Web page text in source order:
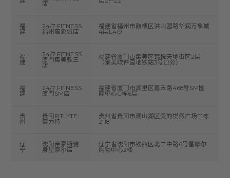
店
福
建
24/7 FITNESS
福州萬象城店
福建省福州市鼓楼区洪山园路华润万象城
4层L419
福
建
24/7 FITNESS
廈門集美軟三
店
福建省厦门市集美区锦悦天地街区2层
（集美软件园地铁站3号口旁）
福
建
24/7 FITNESS
廈門SM店
福建省厦门市湖里区嘉禾路468号SM国
际中心C栋6层
贵
州
贵阳FITLYTE·
健力特
贵州省贵阳市观山湖区美的悦然广场T1栋
2-18
辽
宁
沈阳帝豪斯健
身星摩尔店
辽宁省沈阳市铁西区北二中路6号星摩尔
购物中心2楼